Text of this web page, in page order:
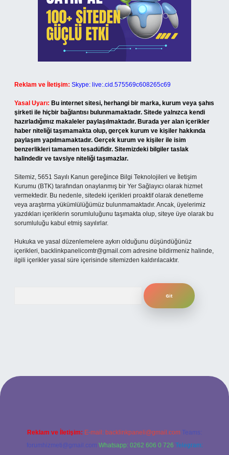
Reklam ve İletişim: Skype: live:.cid.575569c608265c69
Yasal Uyarı: Bu internet sitesi, herhangi bir marka, kurum veya şahıs
şirketi ile hiçbir bağlantısı bulunmamaktadır. Sitede yalnızca kendi
hazırladığımız makaleler paylaşılmaktadır. Burada yer alan içerikler
haber niteliği taşımamakta olup, gerçek kurum ve kişiler hakkında
paylaşım yapılmamaktadır. Gerçek kurum ve kişiler ile isim
benzerlikleri tamamen tesadüfidir. Sitemizdeki bilgiler taslak
halindedir ve tavsiye niteliği taşımazlar.
Sitemiz, 5651 Sayılı Kanun gereğince Bilgi Teknolojileri ve İletişim
Kurumu (BTK) tarafından onaylanmış bir Yer Sağlayıcı olarak hizmet
vermektedir. Bu nedenle, sitedeki içerikleri proaktif olarak denetleme
veya araştırma yükümlülüğümüz bulunmamaktadır. Ancak, üyelerimiz
yazdıkları içeriklerin sorumluluğunu taşımakta olup, siteye üye olarak bu
sorumluluğu kabul etmiş sayılırlar.
Hukuka ve yasal düzenlemelere aykırı olduğunu düşündüğünüz
içerikleri, backlinkpanelicomtr@gmail.com adresine bildirmeniz halinde,
ilgili içerikler yasal süre içerisinde sitemizden kaldırılacaktır.
giriş
Reklam ve İletişim: E-mail: backlinkpaneli@gmail.com Teams:
forumhizmeti@gmail.com Whatsapp: 0262 606 0 726 Telegram: